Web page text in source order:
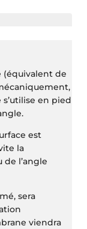
(équivalent de
en pied
est
la
l’angle
sera
viendra